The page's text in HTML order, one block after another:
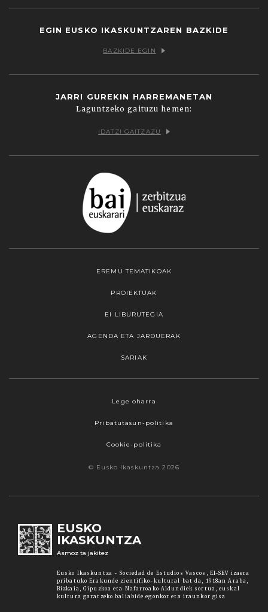
EGIN EUSKO IKASKUNTZAREN BAZKIDE
BAZKIDE EGIN
JARRI GUREKIN HARREMANETAN
Laguntzeko gaituzu hemen:
IDATZI GAITZAZU
EREMU TEMATIKOAK
PROIEKTUAK
EI LIBURUTEGIA
AGENDA ETA JARDUERAK
SARIAK
Lege oharra
Pribatutasun-politika
Cookie-politika
© Eusko Ikaskuntza 2026
EUSKO
IKASKUNTZA
Asmoz ta jakitez
Eusko Ikaskuntza - Sociedad de Estudios Vascos, EI-SEV izaera
pribatuko Erakunde zientifiko-kultural bat da, 1918an Araba,
Bizkaia, Gipuzkoa eta Nafarroako Aldundiek sortua, euskal
kultura garatzeko baliabide egonkor eta iraunkor gisa